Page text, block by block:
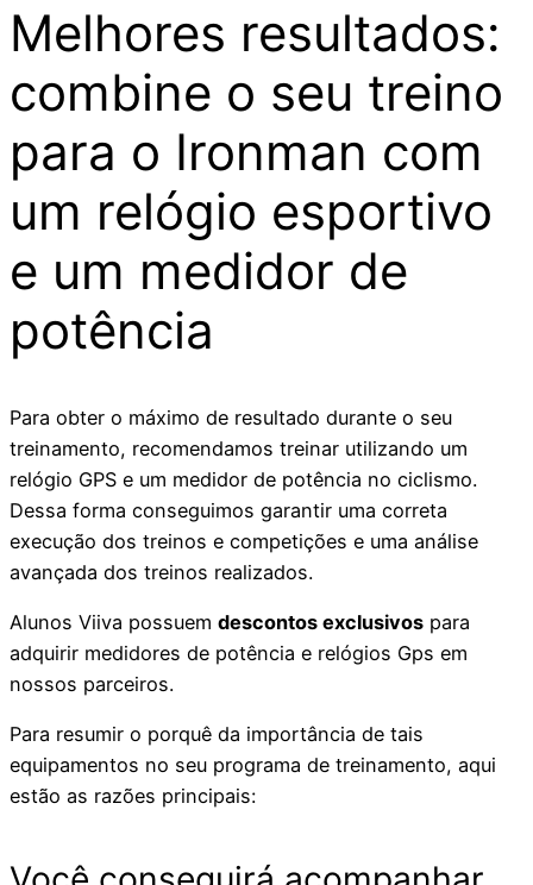
Melhores resultados:
combine o seu treino
para o Ironman com
um relógio esportivo
e um medidor de
potência
Para obter o máximo de resultado durante o seu
treinamento, recomendamos treinar utilizando um
relógio GPS e um medidor de potência no ciclismo.
Dessa forma conseguimos garantir uma correta
execução dos treinos e competições e uma análise
avançada dos treinos realizados.
Alunos Viiva possuem descontos exclusivos para
adquirir medidores de potência e relógios Gps em
nossos parceiros.
Para resumir o porquê da importância de tais
equipamentos no seu programa de treinamento, aqui
estão as razões principais: